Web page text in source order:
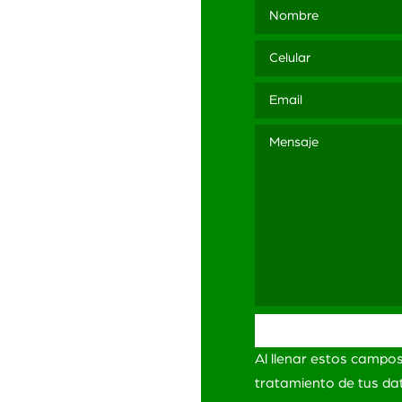
Al llenar estos
tratamiento de tus